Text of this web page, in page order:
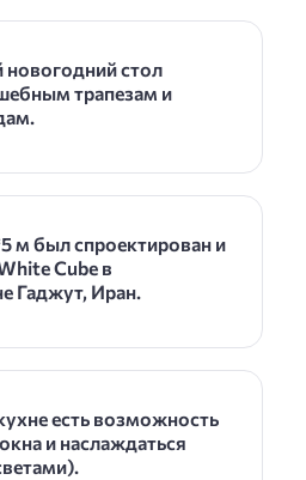
стол
трапезам и
м был спроектирован и
Cube в
Гаджут, Иран.
есть возможность
и наслаждаться